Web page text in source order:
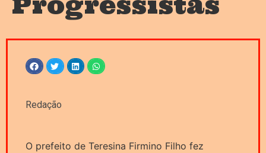
Redação
O prefeito de Teresina Firmino Filho fez